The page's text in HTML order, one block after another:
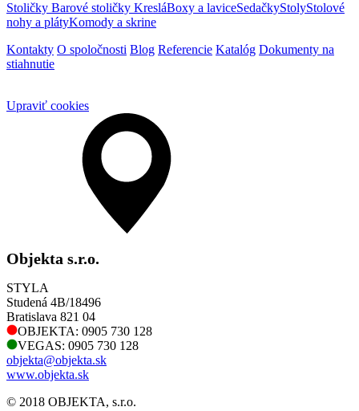
Stoličky Barové stoličky KresláBoxy a laviceSedačkyStolyStolové
nohy a plátyKomody a skrine
Kontakty O spoločnosti Blog Referencie Katalóg Dokumenty na
stiahnutie
Upraviť cookies
Objekta s.r.o.
STYLA
Studená 4B/18496
Bratislava 821 04
OBJEKTA: 0905 730 128
VEGAS: 0905 730 128
objekta@objekta.sk
www.objekta.sk
© 2018 OBJEKTA, s.r.o.